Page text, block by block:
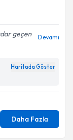
geçen
Devamı
Haritada Göster
Daha Fazla